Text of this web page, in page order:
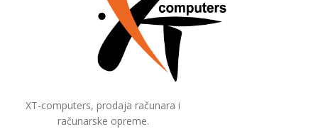
XT-computers, prodaja računara i
računarske opreme.